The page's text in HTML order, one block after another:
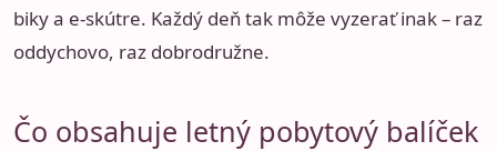
biky a e-skútre. Každý deň tak môže vyzerať inak – raz
oddychovo, raz dobrodružne.
Čo obsahuje letný pobytový balíček